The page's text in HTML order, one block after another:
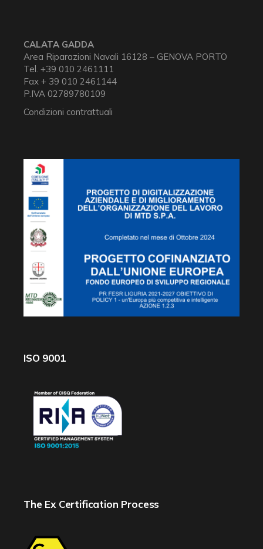
CALATA GADDA
Area Riparazioni Navali 16128 – GENOVA PORTO
Tel. +39 010 2461111
Fax + 39 010 2461144
P.IVA 02789780109
Condizioni contrattuali
ISO 9001
The Ex Certification Process